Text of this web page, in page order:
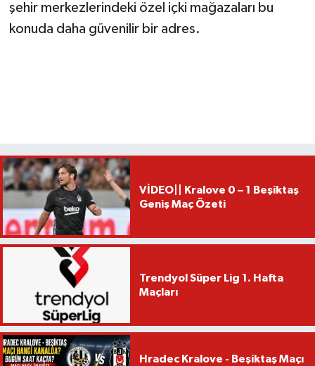
şehir merkezlerindeki özel içki mağazaları bu
konuda daha güvenilir bir adres.
VİDEO|| Kralove 0 – 1 Beşiktaş
Geniş Maç Özeti
Trendyol Süper Lig 1. Hafta
Maçları
Hradec Kralove - Beşiktaş Maçı